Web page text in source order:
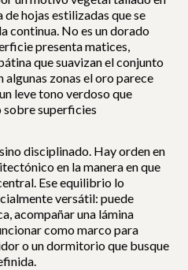
hojas estilizadas que se
continua. No es un dorado
presenta matices,
que suavizan el conjunto
zonas el oro parece
leve tono verdoso que
sobre superficies
disciplinado. Hay orden en
en la manera en que
Ese equilibrio lo
versátil: puede
acompañar una lámina
como marco para
o un dormitorio que busque